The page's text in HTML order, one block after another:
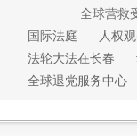
全球营救
国际法庭
人权
法轮大法在长春
全球退党服务中心